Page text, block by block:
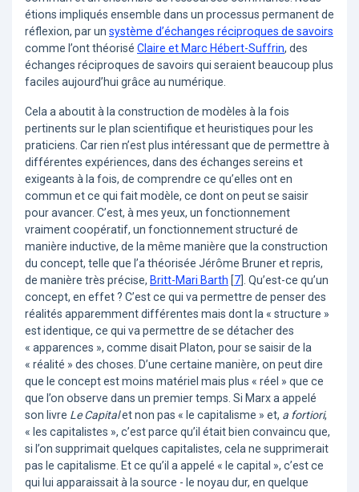
étions impliqués ensemble dans un processus permanent de
réflexion, par un système d’échanges réciproques de savoirs
comme l’ont théorisé Claire et Marc Hébert-Suffrin, des
échanges réciproques de savoirs qui seraient beaucoup plus
faciles aujourd’hui grâce au numérique.
Cela a aboutit à la construction de modèles à la fois
pertinents sur le plan scientifique et heuristiques pour les
praticiens. Car rien n’est plus intéressant que de permettre à
différentes expériences, dans des échanges sereins et
exigeants à la fois, de comprendre ce qu’elles ont en
commun et ce qui fait modèle, ce dont on peut se saisir
pour avancer. C’est, à mes yeux, un fonctionnement
vraiment coopératif, un fonctionnement structuré de
manière inductive, de la même manière que la construction
du concept, telle que l’a théorisée Jérôme Bruner et repris,
de manière très précise, Britt-Mari Barth [7
. Qu’est-ce qu’un
concept, en effet ? C’est ce qui va permettre de penser des
réalités apparemment différentes mais dont la « structure »
est identique, ce qui va permettre de se détacher des
« apparences », comme disait Platon, pour se saisir de la
« réalité » des choses. D’une certaine manière, on peut dire
que le concept est moins matériel mais plus « réel » que ce
que l’on observe dans un premier temps. Si Marx a appelé
son livre Le Capitalet non pas « le capitalisme » et, a fortiori,
« les capitalistes », c’est parce qu’il était bien convaincu que,
si l’on supprimait quelques capitalistes, cela ne supprimerait
pas le capitalisme. Et ce qu’il a appelé « le capital », c’est ce
qui lui apparaissait à la source - le noyau dur, en quelque